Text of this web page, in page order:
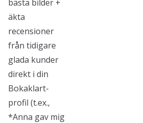
bästa bilder +
äkta
recensioner
från tidigare
glada kunder
direkt i din
Bokaklart-
profil (t.ex.,
*Anna gav mig